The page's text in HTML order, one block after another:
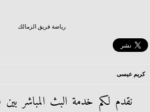
رياضة فريق الزمالك
كريم عيسى
نقدم لكم خدمة البث المباشر بين